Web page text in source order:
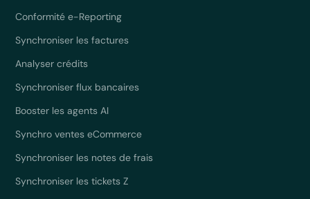
Conformité e-Reporting
Synchroniser les factures
Analyser crédits
Synchroniser flux bancaires
Booster les agents AI
Synchro ventes eCommerce
Synchroniser les notes de frais
Synchroniser les tickets Z